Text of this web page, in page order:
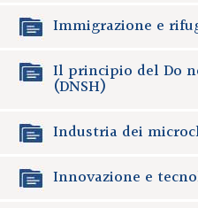
Immigrazione e
Il principio del Do
(DNSH)
Industria dei
Innovazione e